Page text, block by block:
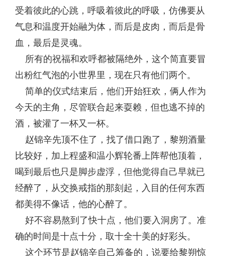
受着彼此的心跳，呼吸着彼此的呼吸，仿佛要从
气息和温度开始融为体，而后是皮肉，而后是骨
血，最后是灵魂。
所有的祝福和欢呼都被隔绝外，这个简直要冒
出粉红气泡的小世界里，现在只有他们两个。
简单的仪式结束后，他们开始狂欢，俩人作为
今天的主角，尽管联合起来耍赖，但也逃不掉的
酒，被灌了一杯又一杯。
赵锦辛先顶不住了，找了借口跑了，黎朔酒量
比较好，加上程盛和温小辉轮番上阵帮他顶着，
喝到最后也只是脚步虚浮，但他觉得自己早就已
经醉了，从交换戒指的那刻起，入目的任何东西
都美得不像话，他的心醉了。
好不容易熬到了快十点，他们要入洞房了。准
确的时间是十点十分，取十全十美的好彩头。
这个环节是赵锦辛自己筹备的，说要给黎朔惊